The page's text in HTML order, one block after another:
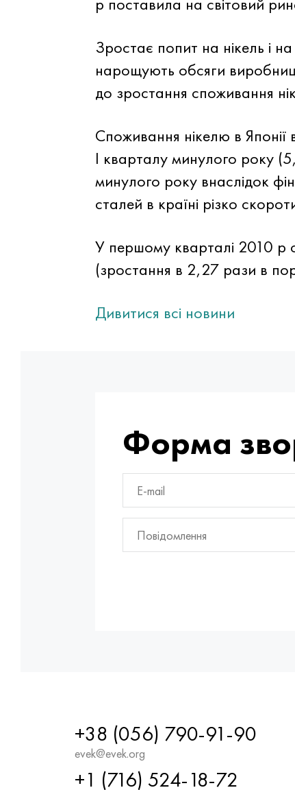
Зростає попит на нікель і
нарощують обсяги
до зростання споживання
Споживання нікелю в
I кварталу минулого року
минулого року внаслідок
сталей в країні різко
У першому кварталі 2010 р
(зростання в 2,27 рази в
Дивитися всі новини
Форма
+38 (056) 790-91-90
evek@evek.org
+1 (716) 524-18-72